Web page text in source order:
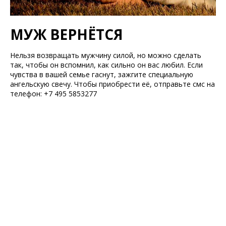
МУЖ ВЕРНЁТСЯ
Нельзя возвращать мужчину силой, но можно сделать
так, чтобы он вспомнил, как сильно он вас любил. Если
чувства в вашей семье гаснут, зажгите специальную
ангельскую свечу. Чтобы приобрести её, отправьте смс на
телефон: +7 495 5853277